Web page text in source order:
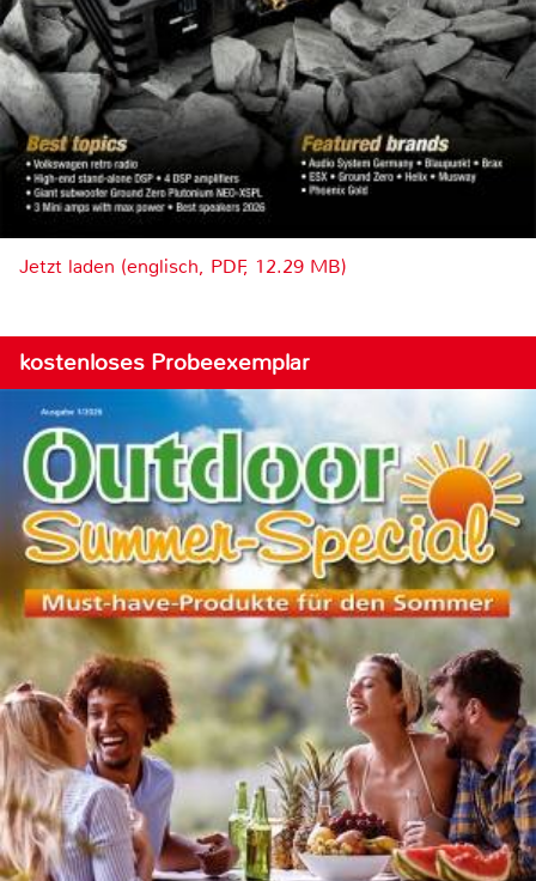
Jetzt laden (englisch, PDF, 12.29 MB)
kostenloses Probeexemplar